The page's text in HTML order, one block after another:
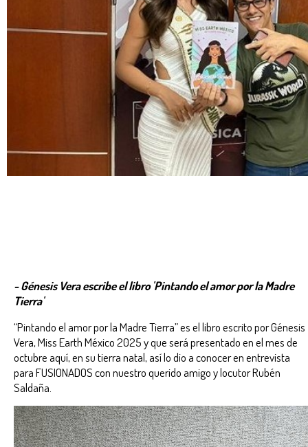
- Génesis Vera escribe el libro 'Pintando el amor por la Madre
Tierra'
“Pintando el amor por la Madre Tierra” es el libro escrito por Génesis
Vera, Miss Earth México 2025 y que será presentado en el mes de
octubre aquí, en su tierra natal, así lo dio a conocer en entrevista
para FUSIONADOS con nuestro querido amigo y locutor Rubén
Saldaña.